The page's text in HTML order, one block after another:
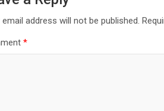
email address will not be published.
*